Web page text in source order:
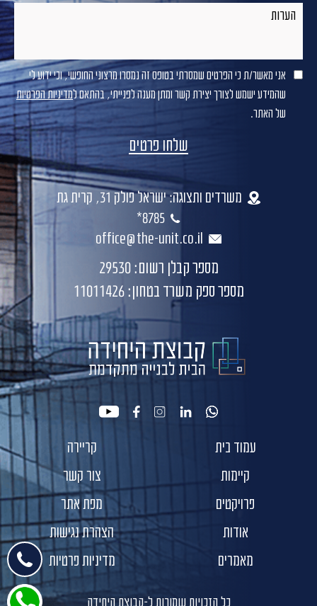
אני מאשר/ת כי הפרטים שמסרתי בטופס זה נמסרו מרצוני החופשי, וכי ידוע לי
שהמידע ישמש לצורך יצירת קשר ומתן מענה לפנייתי, בהתאם למדיניות הפרטיות
של האתר.
משרדים ותצוגה: ישראל פולק 31, קרית גת
8785*
office@the-unit.co.il
מספר קבלן רשום: 29530
מספר ספק משרד בטחון: 11011426
whatsapp
linkedin
instagram
facebook
youtube
עמוד בית
קיימות
פרויקטים
אודות
מאמרים
קריירה
צור קשר
מפת אתר
הצהרת נגישות
מדיניות פרטיות
כל הזכויות שמורות ל-קבוצת היחידה